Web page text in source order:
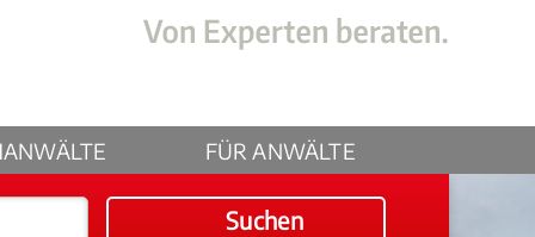
FÜR ANWÄLTE
Suchen